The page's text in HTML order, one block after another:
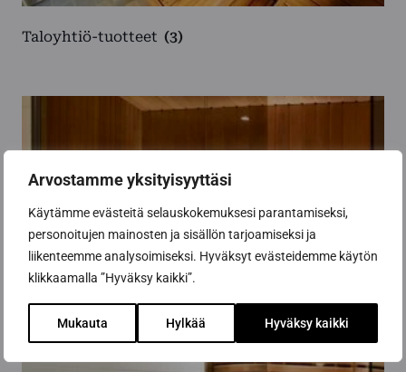
Arvostamme yksityisyyttäsi
Käytämme evästeitä selauskokemuksesi parantamiseksi,
personoitujen mainosten ja sisällön tarjoamiseksi ja
liikenteemme analysoimiseksi. Hyväksyt evästeidemme käytön
klikkaamalla ”Hyväksy kaikki”.
Mukauta Hylkää Hyväksy kaikki
Taloyhtiö-tuotteet (3)